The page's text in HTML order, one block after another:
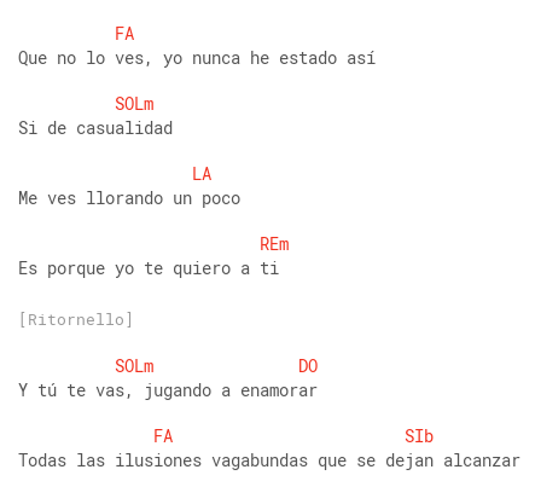
FA
Que no lo ves, yo nunca he estado así
SOLm
Si de casualidad
LA
Me ves llorando un poco
REm
Es porque yo te quiero a ti
[Ritornello]
SOLm
DO
Y tú te vas, jugando a enamorar
FA
SIb
Todas las ilusiones vagabundas que se dejan alcanzar